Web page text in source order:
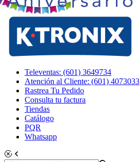
Televentas: (601) 3649734
Atención al Cliente: (601) 4073033
Rastrea Tu Pedido
Consulta tu factura
Tiendas
Catálogo
PQR
Whatsapp